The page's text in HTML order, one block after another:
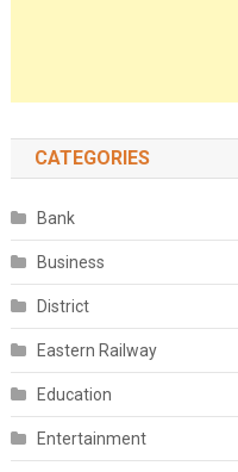
CATEGORIES
Bank
Business
District
Eastern Railway
Education
Entertainment